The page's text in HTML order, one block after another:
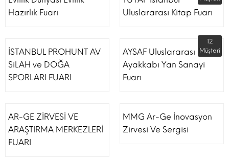
Hazırlık Fuarı
Uluslararası Kitap Fuarı
İSTANBUL PROHUNT AV
SiLAH ve DOĞA
SPORLARI FUARI
AYSAF Uluslararası
Ayakkabı Yan Sanayi
Fuarı
12
Müşteri
AR-GE ZİRVESİ VE
ARAŞTIRMA MERKEZLERİ
FUARI
MMG Ar-Ge İnovasyon
Zirvesi Ve Sergisi